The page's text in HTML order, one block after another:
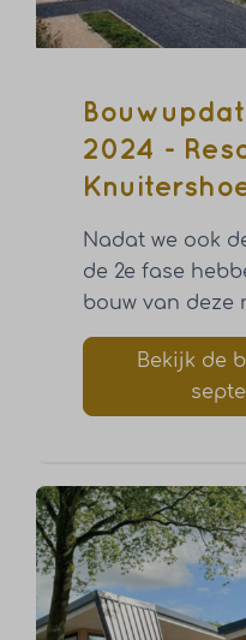
2024 -
Nadat we ook
de 2e fase
bouw van deze
Bekijk de